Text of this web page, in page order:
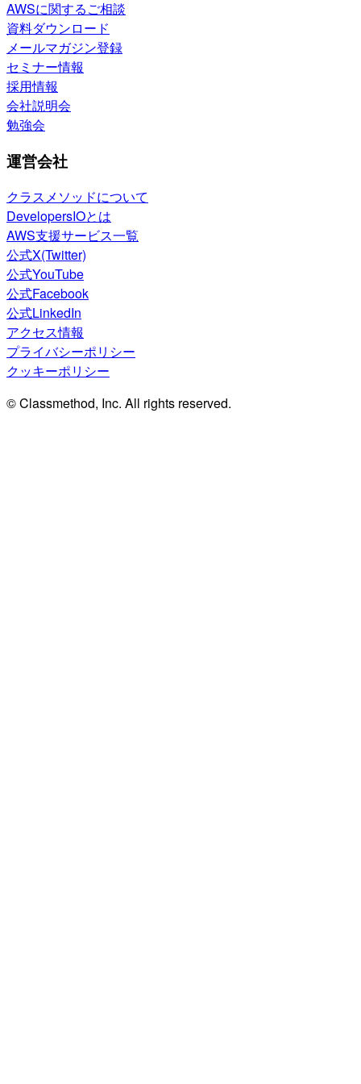
AWSに関するご相談
資料ダウンロード
メールマガジン登録
セミナー情報
採用情報
会社説明会
勉強会
運営会社
クラスメソッドについて
DevelopersIOとは
AWS支援サービス一覧
公式X(Twitter)
公式YouTube
公式Facebook
公式LinkedIn
アクセス情報
プライバシーポリシー
クッキーポリシー
© Classmethod, Inc. All rights reserved.